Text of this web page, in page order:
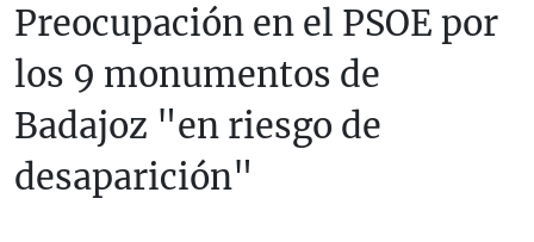
Preocupación en el PSOE por
los 9 monumentos de
Badajoz "en riesgo de
desaparición"